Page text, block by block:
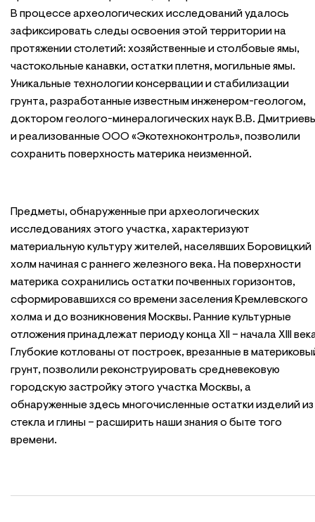
В процессе археологических исследований удалось
зафиксировать следы освоения этой территории на
протяжении столетий: хозяйственные и столбовые ямы,
частокольные канавки, остатки плетня, могильные ямы.
Уникальные технологии консервации и стабилизации
грунта, разработанные известным инженером-геологом,
доктором геолого-минералогических наук В.В.
и реализованные ООО «Экотехноконтроль», позволили
сохранить поверхность материка неизменной.
Предметы, обнаруженные при археологических
исследованиях этого участка, характеризуют
материальную культуру жителей, населявших Боровицкий
холм начиная с раннего железного века. На поверхности
материка сохранились остатки почвенных горизонтов,
сформировавшихся со времени заселения Кремлевского
холма и до возникновения Москвы. Ранние культурные
отложения принадлежат периоду конца XII – начала XIII
Глубокие котлованы от построек, врезанные в
грунт, позволили реконструировать средневековую
городскую застройку этого участка Москвы, а
обнаруженные здесь многочисленные остатки изделий из
стекла и глины – расширить наши знания о быте того
времени.